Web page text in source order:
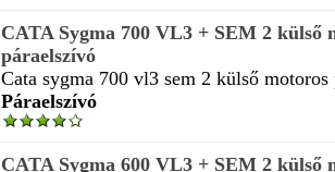
CATA Sygma 700 VL3 + SEM 2 külső
páraelszívó
Cata sygma 700 vl3 sem 2 külső
Páraelszívó
CATA Sygma 600 VL3 + SEM 2 külső